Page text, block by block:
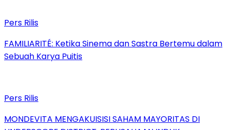
Pers Rilis
FAMILIARITÉ: Ketika Sinema dan Sastra Bertemu dalam
Sebuah Karya Puitis
Pers Rilis
MONDEVITA MENGAKUISISI SAHAM MAYORITAS DI